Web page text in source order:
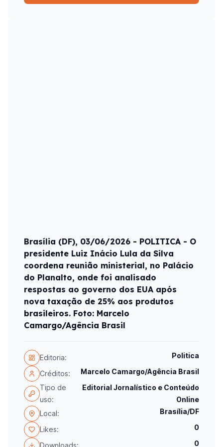
Brasília (DF), 03/06/2026 - POLITICA - O
presidente Luiz Inácio Lula da Silva
coordena reunião ministerial, no Palácio
do Planalto, onde foi analisado
respostas ao governo dos EUA após
nova taxação de 25% aos produtos
brasileiros. Foto: Marcelo
Camargo/Agência Brasil
Editoria: Politica
Créditos:
Marcelo Camargo/Agência Brasil
Tipo de
uso:
Editorial Jornalístico e Conteúdo
Online
Local:
Brasília/DF
Likes: 0
Downloads: 0